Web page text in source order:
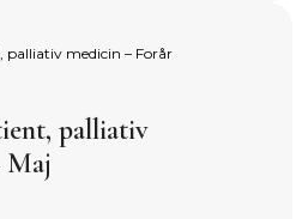
medicin – Forår
palliativ